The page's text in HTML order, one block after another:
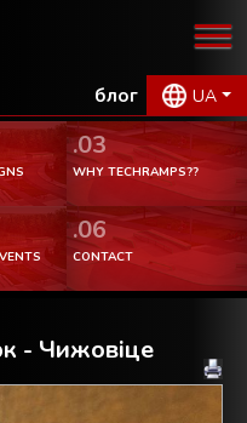
блог UA
.03
WHY TECHRAMPS??
.06
CONTACT
- Чижовіце